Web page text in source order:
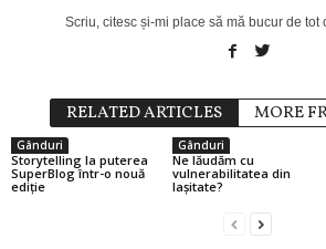
Scriu, citesc și-mi place să mă bucur de tot
RELATED ARTICLES MORE
Gânduri
Storytelling la puterea
SuperBlog într-o nouă
ediție
Gânduri
Ne lăudăm cu
vulnerabilitatea din
lașitate?